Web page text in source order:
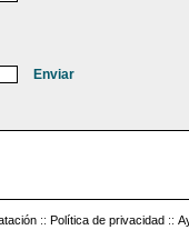
:: Política de privacidad ::